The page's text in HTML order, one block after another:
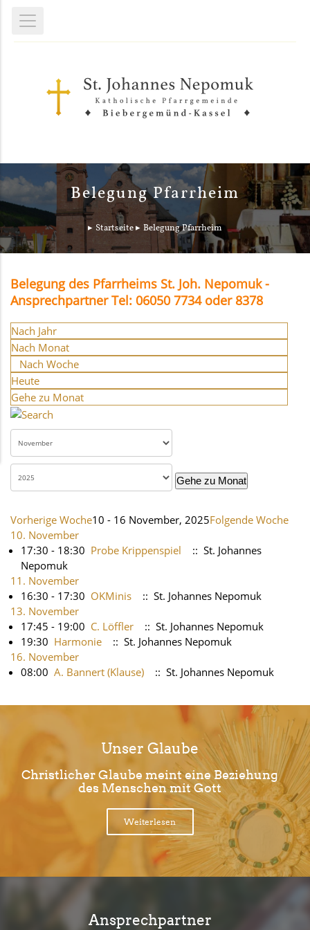
Belegung Pfarrheim
Startseite Belegung Pfarrheim
Belegung des Pfarrheims St. Joh. Nepomuk -
Ansprechpartner Tel: 06050 7734 oder 8378
Nach Jahr
Nach Monat
Nach Woche
Heute
Gehe zu Monat
Gehe zu Monat
Vorherige Woche10 - 16 November, 2025Folgende Woche
10. November
17:30 - 18:30 Probe Krippenspiel
:: St. Johannes
Nepomuk
11. November
16:30 - 17:30 OKMinis
:: St. Johannes Nepomuk
13. November
17:45 - 19:00 C. Löffler
:: St. Johannes Nepomuk
19:30 Harmonie
:: St. Johannes Nepomuk
16. November
08:00 A. Bannert (Klause) :: St. Johannes Nepomuk
Unser Glaube
Christlicher Glaube meint eine Beziehung
des Menschen mit Gott
Weiterlesen
Ansprechpartner